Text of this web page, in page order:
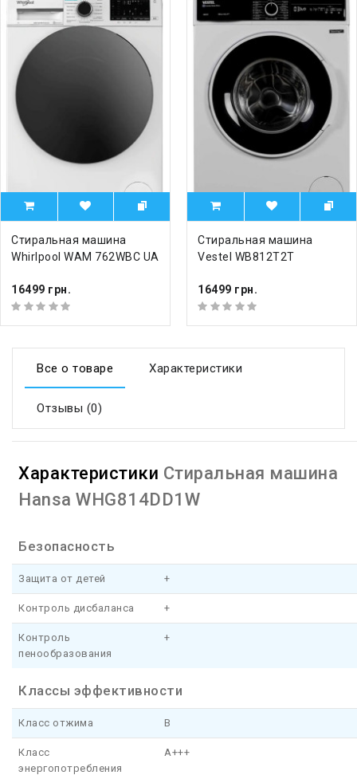
Стиральная машина
Whirlpool WAM 762WBC UA
16499 грн.
Стиральная машина
Vestel WB812T2T
16499 грн.
Все о товаре Характеристики
Отзывы (0)
Характеристики Стиральная машина
Hansa WHG814DD1W
Безопасность
Защита от детей +
Контроль дисбаланса +
Контроль
пенообразования
+
Классы эффективности
Класс отжима B
Класс
энергопотребления
A+++